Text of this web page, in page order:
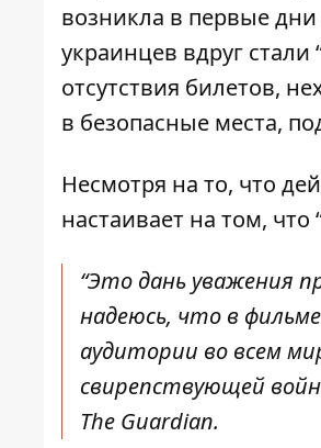
возникла в первые
украинцев вдруг
отсутствия билетов,
в безопасные места,
Несмотря на то, что
настаивает на том, что
“Это дань уважения
надеюсь, что в
аудитории во всем
свирепствующей
The Guardian.